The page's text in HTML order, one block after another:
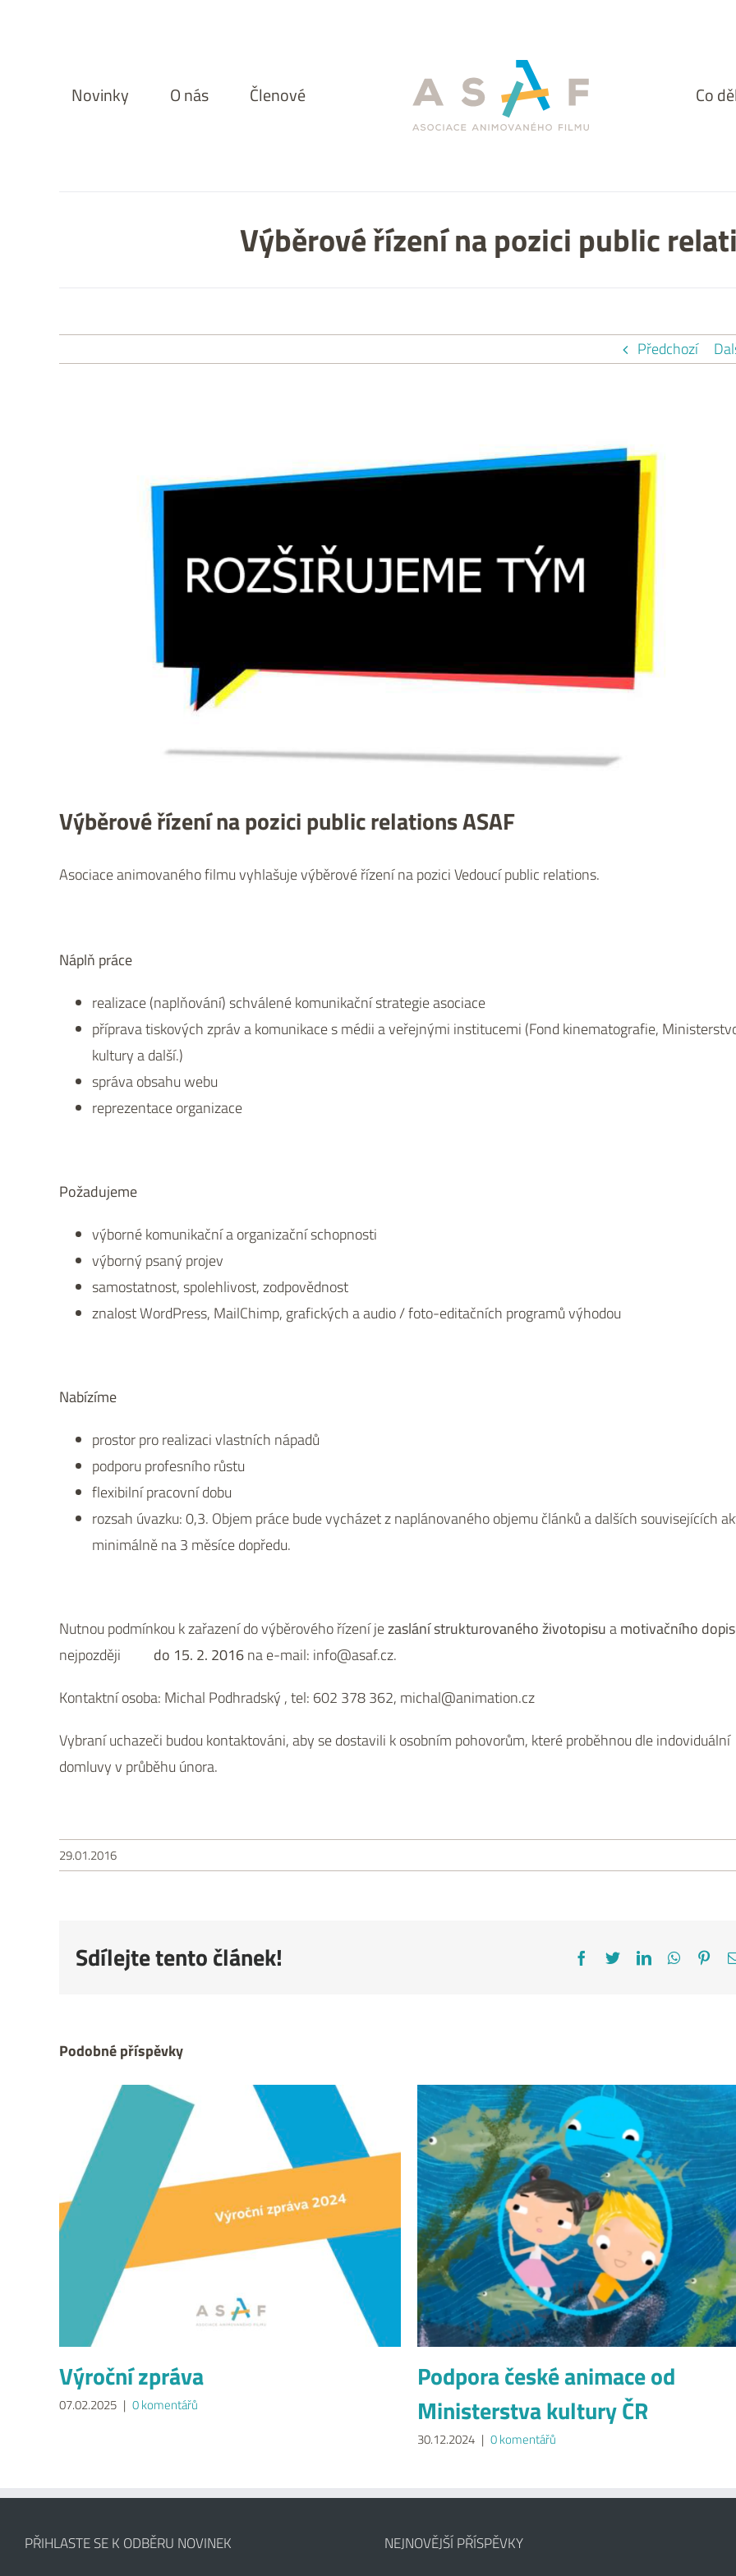
Novinky O nás Členové Co
Výběrové řízení na pozici public
Předchozí
Výběrové řízení na pozici public relations ASAF
Asociace animovaného filmu vyhlašuje výběrové řízení na pozici Vedoucí public relations.
Náplň práce
realizace (naplňování) schválené komunikační strategie asociace
příprava tiskových zpráv a komunikace s médii a veřejnými institucemi (Fond kinematografie,
kultury a další.)
správa obsahu webu
reprezentace organizace
Požadujeme
výborné komunikační a organizační schopnosti
výborný psaný projev
samostatnost, spolehlivost, zodpovědnost
znalost WordPress, MailChimp, grafických a audio / foto-editačních programů výhodou
Nabízíme
prostor pro realizaci vlastních nápadů
podporu profesního růstu
flexibilní pracovní dobu
rozsah úvazku: 0,3. Objem práce bude vycházet z naplánovaného objemu článků a dalších souvisejících
minimálně na 3 měsíce dopředu.
Nutnou podmínkou k zařazení do výběrového řízení jezaslání strukturovaného životopisuamotivačního
nejpozději do 15. 2. 2016na e-mail: info@asaf.cz.
Kontaktní osoba: Michal Podhradský , tel: 602 378 362, michal@animation.cz
Vybraní uchazeči budou kontaktováni, aby se dostavili k osobním pohovorům, které proběhnou dle indoviduální
domluvy v průběhu února.
29.01.2016
Sdílejte tento článek! Facebook
TwitterLinkedIn
Podobné příspěvky
Výroční zpráva
07.02.2025 | 0 komentářů
Podpora české animace od
Ministerstva kultury ČR
30.12.2024 | 0 komentářů
PŘIHLASTE SE K ODBĚRU NOVINEK NEJNOVĚJŠÍ PŘÍSPĚVKY